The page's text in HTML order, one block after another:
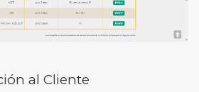
al Cliente